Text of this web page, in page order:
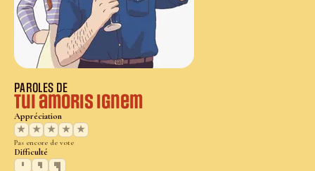
PAROLES DE
Tui amoris ignem
Appréciation
★
★ ★ ★ ★
Pas encore de vote
Difficulté